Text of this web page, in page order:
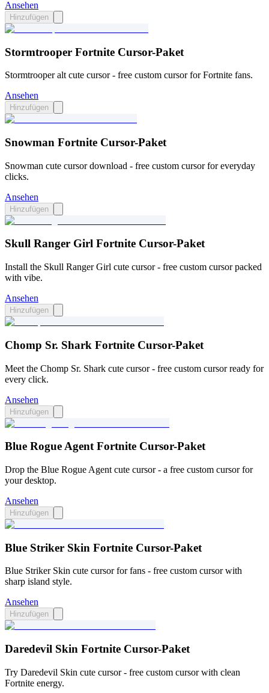
Ansehen
Hinzufügen
Stormtrooper Fortnite Cursor-Paket
Stormtrooper alt cute cursor - free custom cursor for Fortnite fans.
Ansehen
Hinzufügen
Snowman Fortnite Cursor-Paket
Snowman cute cursor download - free custom cursor for everyday
clicks.
Ansehen
Hinzufügen
Skull Ranger Girl Fortnite Cursor-Paket
Install the Skull Ranger Girl cute cursor - free custom cursor packed
with vibe.
Ansehen
Hinzufügen
Chomp Sr. Shark Fortnite Cursor-Paket
Meet the Chomp Sr. Shark cute cursor - free custom cursor ready for
every click.
Ansehen
Hinzufügen
Blue Rogue Agent Fortnite Cursor-Paket
Drop the Blue Rogue Agent cute cursor - a free custom cursor for
your desktop.
Ansehen
Hinzufügen
Blue Striker Skin Fortnite Cursor-Paket
Blue Striker Skin cute cursor for fans - free custom cursor with
sharp island style.
Ansehen
Hinzufügen
Daredevil Skin Fortnite Cursor-Paket
Try Daredevil Skin cute cursor - free custom cursor with clean
Fortnite energy.